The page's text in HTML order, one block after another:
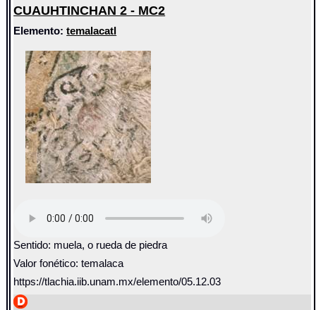
CUAUHTINCHAN 2 - MC2
Elemento:temalacatl
Sentido: muela, o rueda de piedra
Valor fonético: temalaca
https://tlachia.iib.unam.mx/elemento/05.12.03